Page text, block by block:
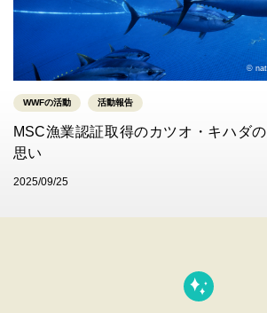
©
WWFの活動 活動報告
MSC漁業認証取得のカツオ・キハダ
思い
2025/09/25